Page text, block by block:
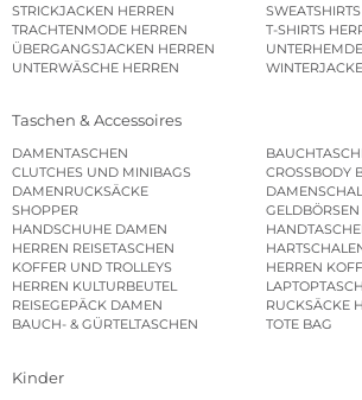
STRICKJACKEN HERREN
SWEATSHIRTS
TRACHTENMODE HERREN
T-SHIRTS
ÜBERGANGSJACKEN HERREN
UNTERWÄSCHE HERREN
Taschen & Accessoires
DAMENTASCHEN
CLUTCHES UND MINIBAGS
CROSSBODY
DAMENRUCKSÄCKE
SHOPPER
HANDSCHUHE DAMEN
HERREN REISETASCHEN
KOFFER UND TROLLEYS
HERREN
HERREN KULTURBEUTEL
REISEGEPÄCK DAMEN
RUCKSÄCKE
BAUCH- & GÜRTELTASCHEN
TOTE BAG
Kinder